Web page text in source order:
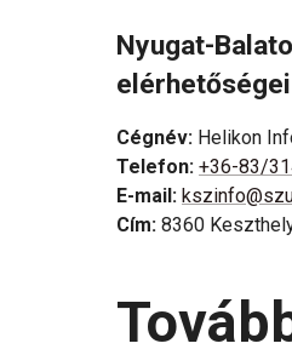
Nyugat-
elérhetőségei
Cégnév: Helikon
Telefon: +36-83/
E-mail:
Cím: 8360